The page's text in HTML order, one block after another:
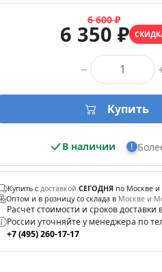
6 600 ₽
6 350 ₽
Купить
В наличии !
Купить с доставкой СЕГОДНЯ по Москве и
Оптом и в розницу со склада в Москве и
Расчет стоимости и сроков
России уточняйте у менеджера по
+7 (495) 260-17-17